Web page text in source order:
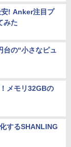
! Anker注目プ
みた
台の“小さなピュ
メモリ32GBの
するSHANLING